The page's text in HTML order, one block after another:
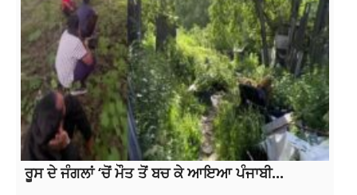
ਰੂਸ ਦੇ ਜੰਗਲਾਂ ‘ਚੋਂ ਮੌਤ ਤੋਂ ਬਚ ਕੇ ਆਇਆ ਪੰਜਾਬੀ...